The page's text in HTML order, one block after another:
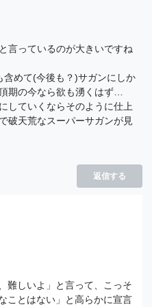
言っているのが大きいですね
めて(今後も？)サガンにしか
期の今なら欲も湧くはず…
していくならそのように仕上
破天荒なスーパーサガンが見
返信する
難しいよ」と言って、こっそ
ことはない」と高らかに宣言